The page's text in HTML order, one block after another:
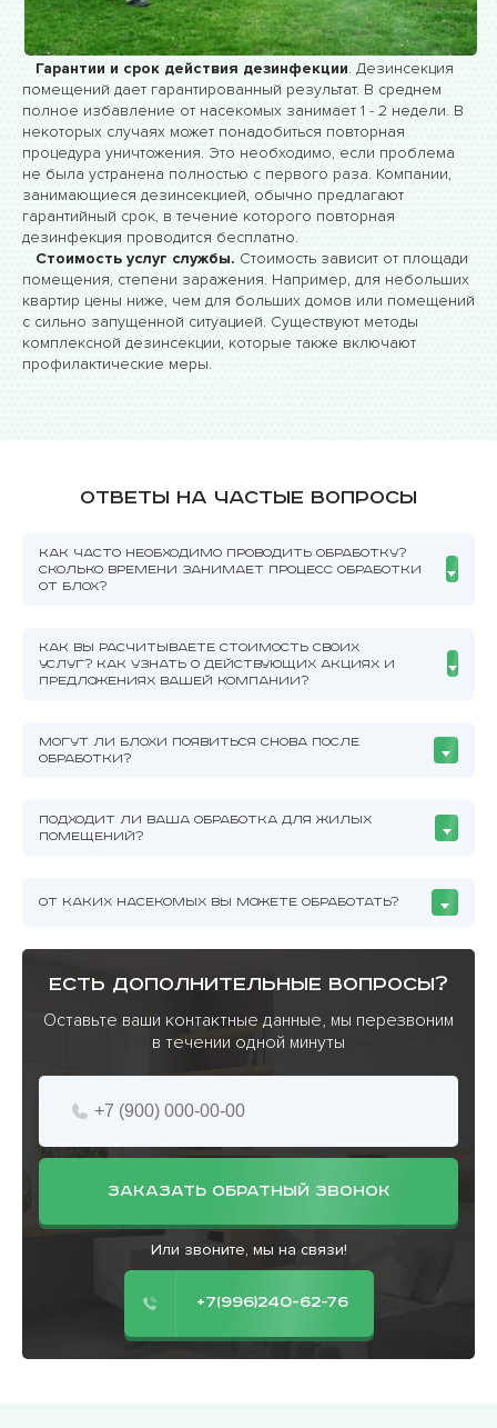
Гарантии и срок действия дезинфекции. Дезинсекция
помещений дает гарантированный результат. В среднем
полное избавление от насекомых занимает 1 - 2 недели. В
некоторых случаях может понадобиться повторная
процедура уничтожения. Это необходимо, если проблема
не была устранена полностью с первого раза. Компании,
занимающиеся дезинсекцией, обычно предлагают
гарантийный срок, в течение которого повторная
дезинфекция проводится бесплатно.
Стоимость услуг службы. Стоимость зависит от площади
помещения, степени заражения. Например, для небольших
квартир цены ниже, чем для больших домов или помещений
с сильно запущенной ситуацией. Существуют методы
комплексной дезинсекции, которые также включают
профилактические меры.
Ответы на частые вопросы
КАК ЧАСТО НЕОБХОДИМО ПРОВОДИТЬ ОБРАБОТКУ?
СКОЛЬКО ВРЕМЕНИ ЗАНИМАЕТ ПРОЦЕСС ОБРАБОТКИ
ОТ БЛОХ?
КАК ВЫ РАСЧИТЫВАЕТЕ СТОИМОСТЬ СВОИХ
УСЛУГ? КАК УЗНАТЬ О ДЕЙСТВУЮЩИХ АКЦИЯХ И
ПРЕДЛОЖЕНИЯХ ВАШЕЙ КОМПАНИИ?
МОГУТ ЛИ БЛОХИ ПОЯВИТЬСЯ СНОВА ПОСЛЕ
ОБРАБОТКИ?
ПОДХОДИТ ЛИ ВАША ОБРАБОТКА ДЛЯ ЖИЛЫХ
ПОМЕЩЕНИЙ?
ОТ КАКИХ НАСЕКОМЫХ ВЫ МОЖЕТЕ ОБРАБОТАТЬ?
есть дополнительные вопросы?
Оставьте ваши контактные данные, мы перезвоним
в течении одной минуты
ЗАКАЗАТЬ ОБРАТНЫЙ ЗВОНОК
Или звоните, мы на связи!
+7(996)240-62-76